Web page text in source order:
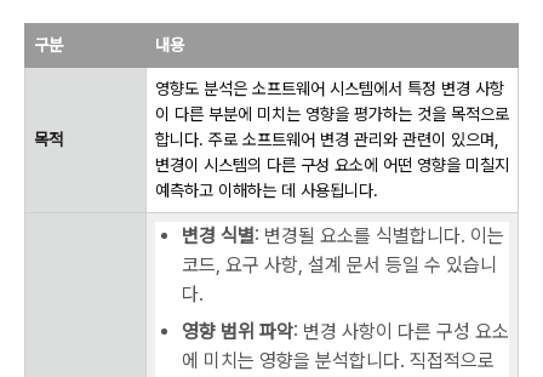
구분 내용
목적
영향도 분석은 소프트웨어 시스템에서 특정 변경 사항
이 다른 부분에 미치는 영향을 평가하는 것을 목적으로
합니다. 주로 소프트웨어 변경 관리와 관련이 있으며,
변경이 시스템의 다른 구성 요소에 어떤 영향을 미칠지
예측하고 이해하는 데 사용됩니다.
변경 식별: 변경될 요소를 식별합니다. 이는
코드, 요구 사항, 설계 문서 등일 수 있습니
다.
영향 범위 파악: 변경 사항이 다른 구성 요소
에 미치는 영향을 분석합니다. 직접적으로